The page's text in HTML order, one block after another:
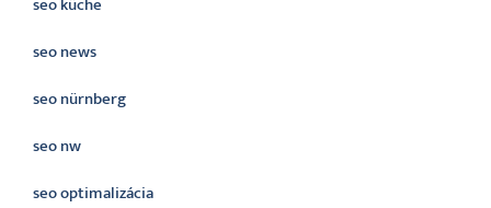
seo news
seo nürnberg
seo nw
seo optimalizácia